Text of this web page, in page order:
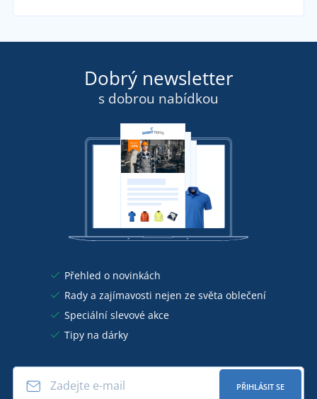
Dobrý newsletter
s dobrou nabídkou
Přehled o novinkách
Rady a zajímavosti nejen ze světa oblečení
Speciální slevové akce
Tipy na dárky
PŘIHLÁSIT SE